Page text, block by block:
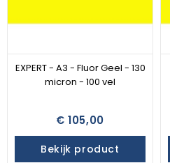
EXPERT - A3 - Fluor Geel - 130
micron - 100 vel
€ 105,00
Bekijk product